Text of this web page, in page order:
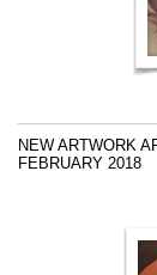
NEW ARTWORK
FEBRUARY 2018